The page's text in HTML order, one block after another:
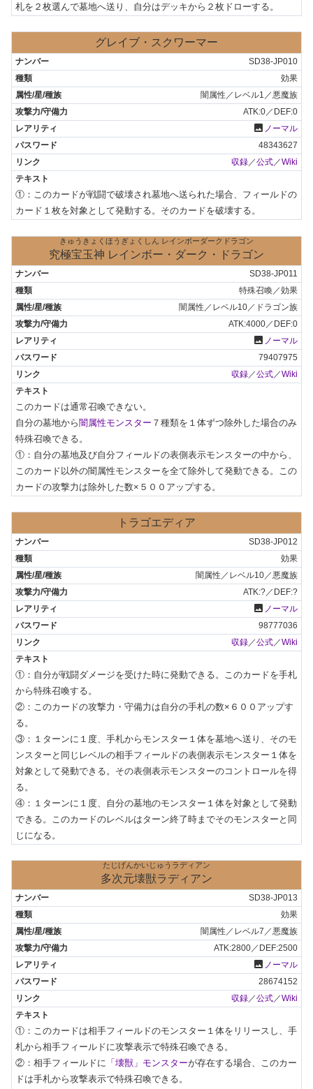
札を２枚選んで墓地へ送り、自分はデッキから２枚ドローする。
グレイブ・スクワーマー
SD38-JP010
効果
闇属性／レベル1／悪魔族
ATK:0／DEF:0
photo ノーマル
48343627
収録／公式／Wiki
①：このカードが戦闘で破壊され墓地へ送られた場合、フィールドの
カード１枚を対象として発動する。そのカードを破壊する。
きゅうきょくほうぎょくしん レインボーダークドラゴン
究極宝玉神 レインボー・ダーク・ドラゴン
SD38-JP011
特殊召喚／効果
闇属性／レベル10／ドラゴン族
ATK:4000／DEF:0
photo ノーマル
79407975
収録 ／公式 ／Wiki
このカードは通常召喚できない。
自分の墓地から闇属性モンスター ７種類を１体ずつ除外した場合のみ
特殊召喚できる。
①：自分の墓地及び自分フィールドの表側表示モンスターの中から、
このカード以外の闇属性モンスターを全て除外して発動できる。この
カードの攻撃力は除外した数×５００アップする。
トラゴエディア
SD38-JP012
効果
闇属性／レベル10／悪魔族
ATK:?／DEF:?
photo ノーマル
98777036
収録／公式／Wiki
①：自分が戦闘ダメージを受けた時に発動できる。このカードを手札
から特殊召喚する。
②：このカードの攻撃力・守備力は自分の手札の数×６００アップす
る。
③：１ターンに１度、手札からモンスター１体を墓地へ送り、そのモ
ンスターと同じレベルの相手フィールドの表側表示モンスター１体を
対象として発動できる。その表側表示モンスターのコントロールを得
る。
④：１ターンに１度、自分の墓地のモンスター１体を対象として発動
できる。このカードのレベルはターン終了時までそのモンスターと同
じになる。
たじげんかいじゅうラディアン
多次元壊獣ラディアン
SD38-JP013
効果
闇属性／レベル7／悪魔族
ATK:2800／DEF:2500
photo ノーマル
28674152
収録／公式／Wiki
①：このカードは相手フィールドのモンスター１体をリリースし、手
札から相手フィールドに攻撃表示で特殊召喚できる。
②：相手フィールドに 「壊獣」モンスターが存在する場合、このカー
ドは手札から攻撃表示で特殊召喚できる。